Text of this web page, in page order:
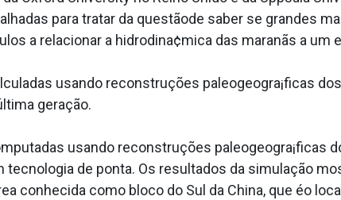
para tratar da questãode saber se grandes
a relacionar a hidrodina¢mica das maranãs a um
usando reconstruções paleogeogra¡ficas
geração.
usando reconstruções paleogeogra¡ficas
de ponta. Os resultados da simulação
conhecida como bloco do Sul da China, que éo